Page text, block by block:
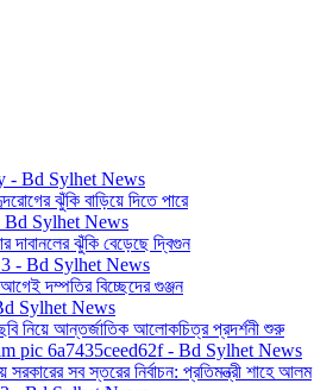
ঝুঁকি বাড়িয়ে দিতে পারে
দাবানলের ঝুঁকি বেড়েছে দ্বিগুন
দম্পতির বিচ্ছেদের গুঞ্জন
নিয়ে আন্তর্জাতিক আলোকচিত্র প্রদর্শনী শুরু
সরকারের সব স্তরের নির্বাচন: প্রতিমন্ত্রী শাহে আলম